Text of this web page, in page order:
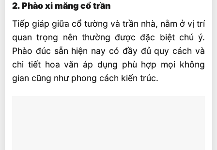
2. Phào xi măng cổ trần
Tiếp giáp giữa cổ tường và trần nhà, nằm ở vị trí
quan trọng nên thường được đặc biệt chú ý.
Phào đúc sẵn hiện nay có đầy đủ quy cách và
chi tiết hoa văn áp dụng phù hợp mọi không
gian cũng như phong cách kiến trúc.